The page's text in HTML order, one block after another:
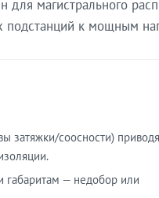
магистрального
к мощным
затяжки/соосности)
габаритам — недобор или